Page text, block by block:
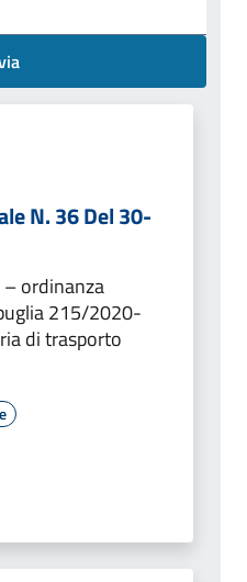
N. 36 Del 30-
ordinanza
215/2020-
di trasporto